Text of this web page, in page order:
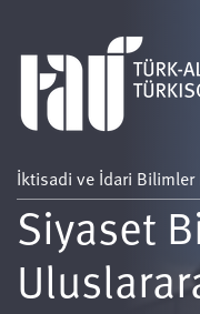
İktisadi ve İdari Bilimler
Siyaset